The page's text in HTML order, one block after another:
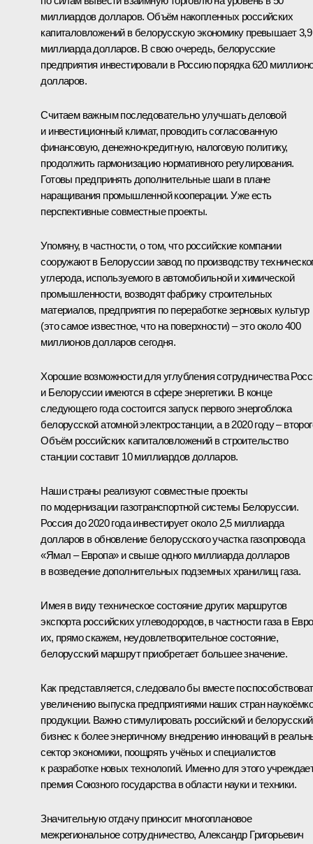
миллиардов долларов. Объём накопленных российских
капиталовложений в белорусскую экономику превышает 3,9
миллиарда долларов. В свою очередь, белорусские
предприятия инвестировали в Россию порядка 620
долларов.
Считаем важным последовательно улучшать деловой
и инвестиционный климат, проводить согласованную
финансовую, денежно-кредитную, налоговую политику,
продолжить гармонизацию нормативного регулирования.
Готовы предпринять дополнительные шаги в плане
наращивания промышленной кооперации. Уже есть
перспективные совместные проекты.
Упомяну, в частности, о том, что российские компании
сооружают в Белоруссии завод по производству
углерода, используемого в автомобильной и химической
промышленности, возводят фабрику строительных
материалов, предприятия по переработке зерновых культур
(это самое известное, что на поверхности) – это около 400
миллионов долларов сегодня.
Хорошие возможности для углубления сотрудничества
и Белоруссии имеются в сфере энергетики. В конце
следующего года состоится запуск первого энергоблока
белорусской атомной электростанции, а в 2020 году –
Объём российских капиталовложений в строительство
станции составит 10 миллиардов долларов.
Наши страны реализуют совместные проекты
по модернизации газотранспортной системы Белоруссии.
Россия до 2020 года инвестирует около 2,5 миллиарда
долларов в обновление белорусского участка газопровода
«Ямал – Европа» и свыше одного миллиарда долларов
в возведение дополнительных подземных хранилищ газа.
Имея в виду техническое состояние других маршрутов
экспорта российских углеводородов, в частности газа в
их, прямо скажем, неудовлетворительное состояние,
белорусский маршрут приобретает большее значение.
Как представляется, следовало бы вместе
увеличению выпуска предприятиями наших стран
продукции. Важно стимулировать российский и белорусский
бизнес к более энергичному внедрению инноваций в
сектор экономики, поощрять учёных и специалистов
к разработке новых технологий. Именно для этого
премия Союзного государства в области науки и техники.
Значительную отдачу приносит многоплановое
межрегиональное сотрудничество, Александр Григорьевич